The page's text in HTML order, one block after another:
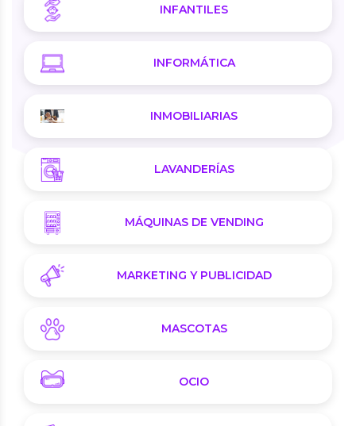
INFANTILES
INFORMÁTICA
INMOBILIARIAS
LAVANDERÍAS
MÁQUINAS DE VENDING
MARKETING Y PUBLICIDAD
MASCOTAS
OCIO